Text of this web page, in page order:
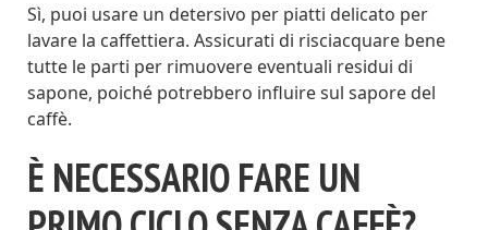
Sì, puoi usare un detersivo per piatti delicato per
lavare la caffettiera. Assicurati di risciacquare bene
tutte le parti per rimuovere eventuali residui di
sapone, poiché potrebbero influire sul sapore del
caffè.
È NECESSARIO FARE UN